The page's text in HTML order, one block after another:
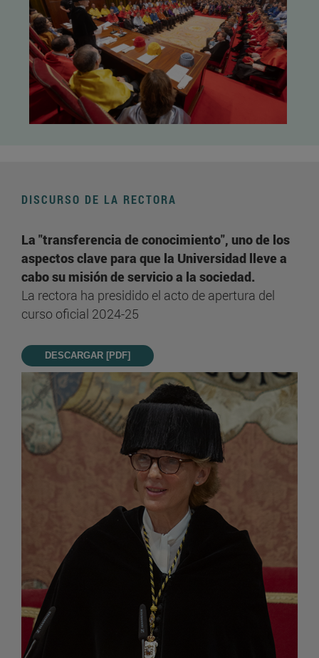
DISCURSO DE LA RECTORA
La "transferencia de conocimiento", uno de los
aspectos clave para que la Universidad lleve a
cabo su misión de servicio a la sociedad.
La rectora ha presidido el acto de apertura del
curso oficial 2024-25
DESCARGAR [PDF]